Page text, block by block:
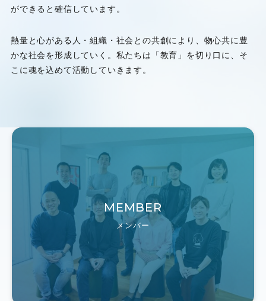
ができると確信しています。
熱量と心がある人・組織・社会との共創により、物心共に豊
かな社会を形成していく。私たちは「教育」を切り口に、そ
こに魂を込めて活動していきます。
MEMBER
メンバー